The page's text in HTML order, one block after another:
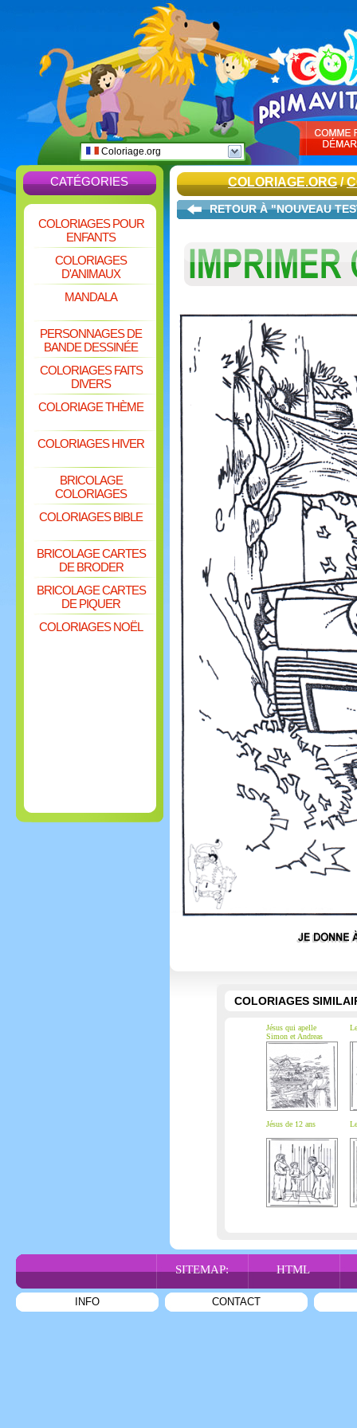
Coloriage.org
CATÉGORIES
COLORIAGES POUR
ENFANTS
COLORIAGES
D'ANIMAUX
MANDALA
PERSONNAGES DE
BANDE DESSINÉE
COLORIAGES FAITS
DIVERS
COLORIAGE THÈME
COLORIAGES HIVER
BRICOLAGE
COLORIAGES
COLORIAGES BIBLE
BRICOLAGE CARTES
DE BRODER
BRICOLAGE CARTES
DE PIQUER
COLORIAGES NOËL
COLORIAGE.ORG/
RETOUR À "NOUVEAU
COLORIAGES
Jésus qui apelle
Simon et Andreas
Jésus de 12 ans
SITEMAP: HTML
INFO CONTACT